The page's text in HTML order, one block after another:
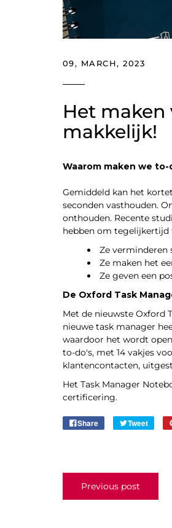
09, MARCH, 2023
Het maken
makkelijk!
Waarom maken we
Gemiddeld kan het
seconden vasthouden.
onthouden. Recente
hebben om tegelijkertijd
Ze verminderen
Ze maken het
Ze geven een
De Oxford Task
Met de nieuwste Oxford
nieuwe task manager
waardoor het wordt
to-do's, met 14 vakjes
klantencontacten,
Het Task Manager
certificering.
Share Tweet
Previous post